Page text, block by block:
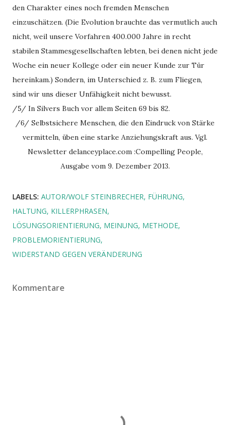
den Charakter eines noch fremden Menschen
einzuschätzen. (Die Evolution brauchte das vermutlich auch
nicht, weil unsere Vorfahren 400.000 Jahre in recht
stabilen Stammesgesellschaften lebten, bei denen nicht jede
Woche ein neuer Kollege oder ein neuer Kunde zur Tür
hereinkam.) Sondern, im Unterschied z. B. zum Fliegen,
sind wir uns dieser Unfähigkeit nicht bewusst.
/5/ In Silvers Buch vor allem Seiten 69 bis 82.
/6/ Selbstsichere Menschen, die den Eindruck von Stärke
vermitteln, üben eine starke Anziehungskraft aus. Vgl.
Newsletter delanceyplace.com :Compelling People,
Ausgabe vom 9. Dezember 2013.
LABELS: AUTOR/WOLF STEINBRECHER FÜHRUNG
HALTUNG KILLERPHRASEN
LÖSUNGSORIENTIERUNG MEINUNG METHODE
PROBLEMORIENTIERUNG
WIDERSTAND GEGEN VERÄNDERUNG
Kommentare